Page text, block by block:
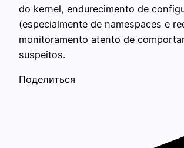
do kernel, endurecimento de
(especialmente de namespaces e
monitoramento atento de
suspeitos.
Поделиться